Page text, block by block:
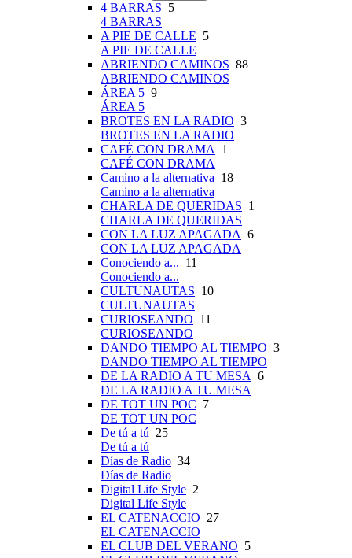
4 BARRAS 5
4 BARRAS
A PIE DE CALLE 5
A PIE DE CALLE
ABRIENDO CAMINOS 88
ABRIENDO CAMINOS
ÁREA 5 9
ÁREA 5
BROTES EN LA RADIO 3
BROTES EN LA RADIO
CAFÉ CON DRAMA
1
CAFÉ CON DRAMA
Camino a la alternativa 18
Camino a la alternativa
CHARLA DE QUERIDAS 1
CHARLA DE QUERIDAS
CON LA LUZ APAGADA 6
CON LA LUZ APAGADA
Conociendo a... 11
Conociendo a...
CULTUNAUTAS 10
CULTUNAUTAS
CURIOSEANDO 11
CURIOSEANDO
DANDO TIEMPO AL TIEMPO 3
DANDO TIEMPO AL TIEMPO
DE LA RADIO A TU MESA 6
DE LA RADIO A TU MESA
DE TOT UN POC 7
DE TOT UN POC
De tú a tú 25
De tú a tú
Días de Radio 34
Días de Radio
Digital Life Style 2
Digital Life Style
EL CATENACCIO 27
EL CATENACCIO
EL CLUB DEL VERANO 5